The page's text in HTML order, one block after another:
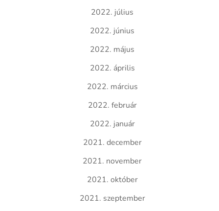
2022. július
2022. június
2022. május
2022. április
2022. március
2022. február
2022. január
2021. december
2021. november
2021. október
2021. szeptember